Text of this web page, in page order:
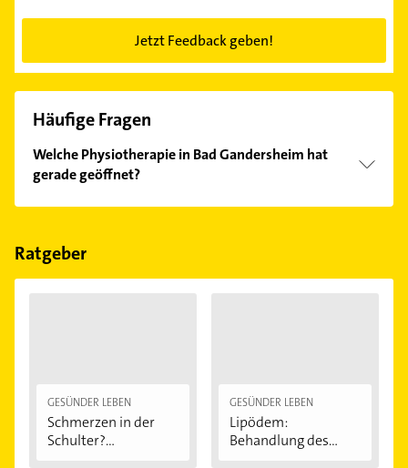
Jetzt Feedback geben!
Häufige Fragen
Welche Physiotherapie in Bad Gandersheim hat
gerade geöffnet?
Im Anbieter-Bereich finden Sie alleÖffnungszeiten.
Feiertagen abweichen können.
Ratgeber
GESÜNDER LEBEN
Schmerzen in der
Schulter?
GESÜNDER LEBEN
Lipödem:
Behandlung des